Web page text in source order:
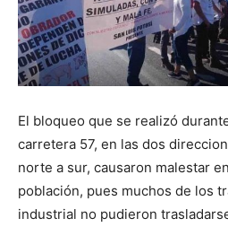
El bloqueo que se realizó
carretera 57, en las dos
norte a sur, causaron malestar
población, pues muchos de los
industrial no pudieron